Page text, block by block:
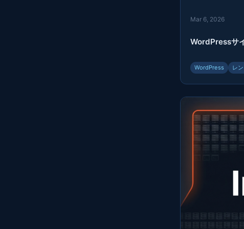
Mar 6, 2026
WordPressサ
WordPress レ